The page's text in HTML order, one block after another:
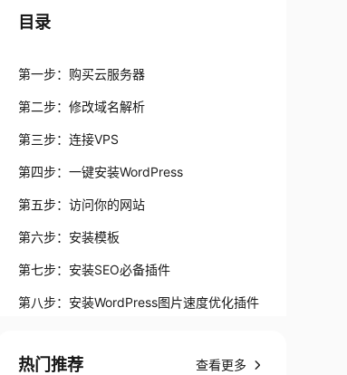
目录
第一步：购买云服务器
第二步：修改域名解析
第三步：连接VPS
第四步：一键安装WordPress
第五步：访问你的网站
第六步：安装模板
第七步：安装SEO必备插件
第八步：安装WordPress图片速度优化插件
热门推荐 查看更多